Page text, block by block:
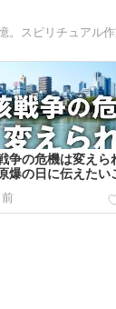
争の危機は変えら
爆の日に伝えたい